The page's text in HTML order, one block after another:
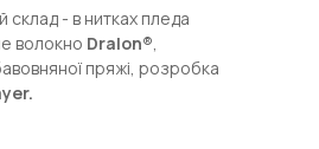
склад - в нитках пледа
волокно Dralon®
пряжі, розробка